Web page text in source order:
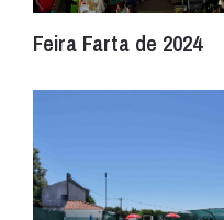
Feira Farta de 2024